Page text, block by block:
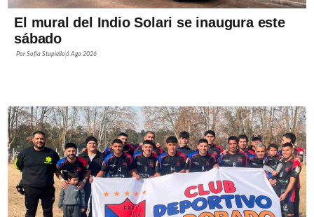
El mural del Indio Solari se inaugura este
sábado
PorSofía Stupiello6 Ago 2026